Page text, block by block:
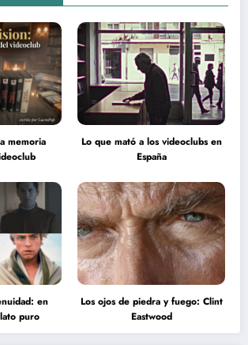
memoria
Lo que mató a los videoclubs en
España
en
puro
Los ojos de piedra y fuego: Clint
Eastwood